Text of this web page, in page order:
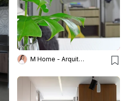
M Home - Arquitetura e Interiores